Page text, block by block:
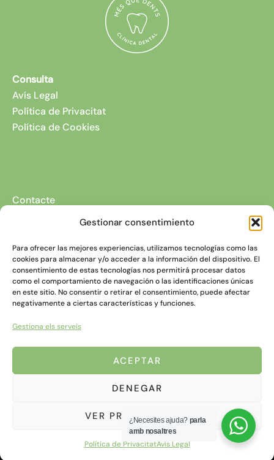
Gestionar consentimiento
Para ofrecer las mejores experiencias, utilizamos tecnologías como las
cookies para almacenar y/o acceder a la información del dispositivo. El
consentimiento de estas tecnologías nos permitirá procesar datos
como el comportamiento de navegación o las identificaciones únicas
en este sitio. No consentir o retirar el consentimiento, puede afectar
negativamente a ciertas características y funciones.
Gestiona els serveis
ACEPTAR
DENEGAR
VER PREFERENCIAS
Política de PrivacitatAvís Legal
Consulta
Avís Legal
Política de Privacitat
Política de Cookies
Contacte
Av. Anselm Clavé, 90.
Barcelona
Telèfon:938 990 411
Telèfon:691 380 133
Segueix-nos
Instagram
Copyright © 2026 Clínica Dental Més que Dents | Web Dissenyada
www.elsatapia.com
¿Necesites ajuda? parla
amb nosaltres